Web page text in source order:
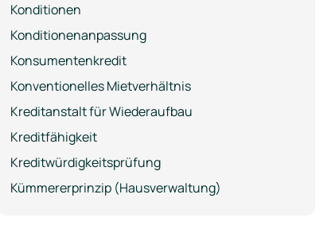
Konditionen
Konditionenanpassung
Konsumentenkredit
Konventionelles Mietverhältnis
Kreditanstalt für Wiederaufbau
Kreditfähigkeit
Kreditwürdigkeitsprüfung
Kümmererprinzip (Hausverwaltung)